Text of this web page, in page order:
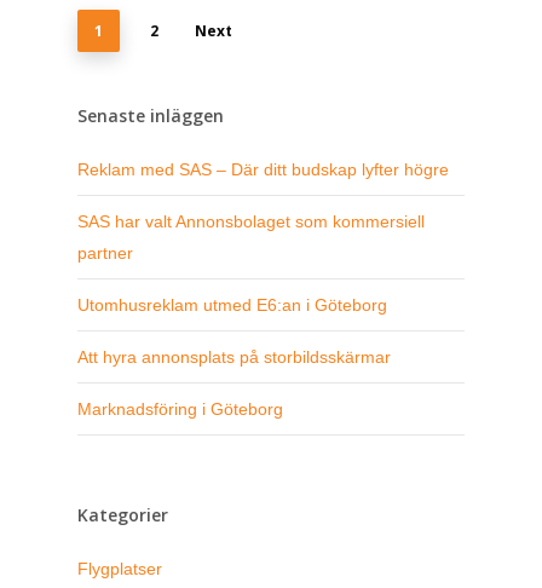
1 2 Next
Senaste inläggen
Reklam med SAS – Där ditt budskap lyfter högre
SAS har valt Annonsbolaget som kommersiell
partner
Utomhusreklam utmed E6:an i Göteborg
Att hyra annonsplats på storbildsskärmar
Marknadsföring i Göteborg
Kategorier
Flygplatser